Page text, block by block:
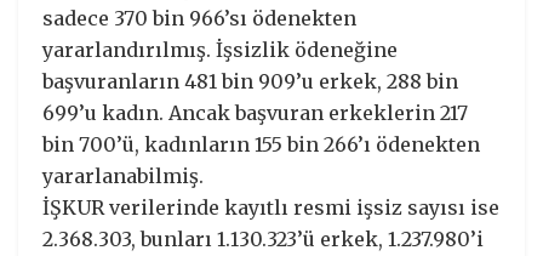
sadece 370 bin 966’sı ödenekten
yararlandırılmış. İşsizlik ödeneğine
başvuranların 481 bin 909’u erkek, 288 bin
699’u kadın. Ancak başvuran erkeklerin 217
bin 700’ü, kadınların 155 bin 266’ı ödenekten
yararlanabilmiş.
İŞKUR verilerinde kayıtlı resmi işsiz sayısı ise
2.368.303, bunları 1.130.323’ü erkek, 1.237.980’i